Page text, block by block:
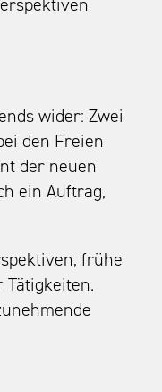
wider: Zwei
den Freien
der neuen
ein Auftrag,
frühe
Tätigkeiten.